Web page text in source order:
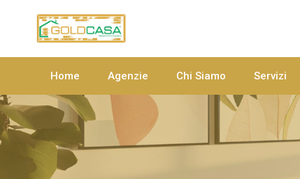
Home Agenzie Chi Siamo Servizi